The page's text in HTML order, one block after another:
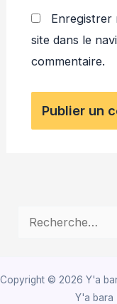
Enregistrer
site dans le
commentaire.
h
Copyright © 2026 Y'a
Y'a bara